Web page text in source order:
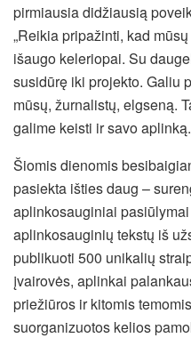
pirmiausia didžiausią
„Reikia pripažinti, kad
išaugo keleriopai. Su
susidūrę iki projekto. Galiu
mūsų, žurnalistų, elgseną.
galime keisti ir savo
Šiomis dienomis
pasiekta išties daug –
aplinkosauginiai
aplinkosauginių tekstų iš
publikuoti 500 unikalių
įvairovės, aplinkai
priežiūros ir kitomis
suorganizuotos kelios